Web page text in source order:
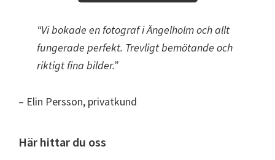
“Vi bokade en fotograf i Ängelholm och allt
fungerade perfekt. Trevligt bemötande och
riktigt fina bilder.”
– Elin Persson, privatkund
Här hittar du oss